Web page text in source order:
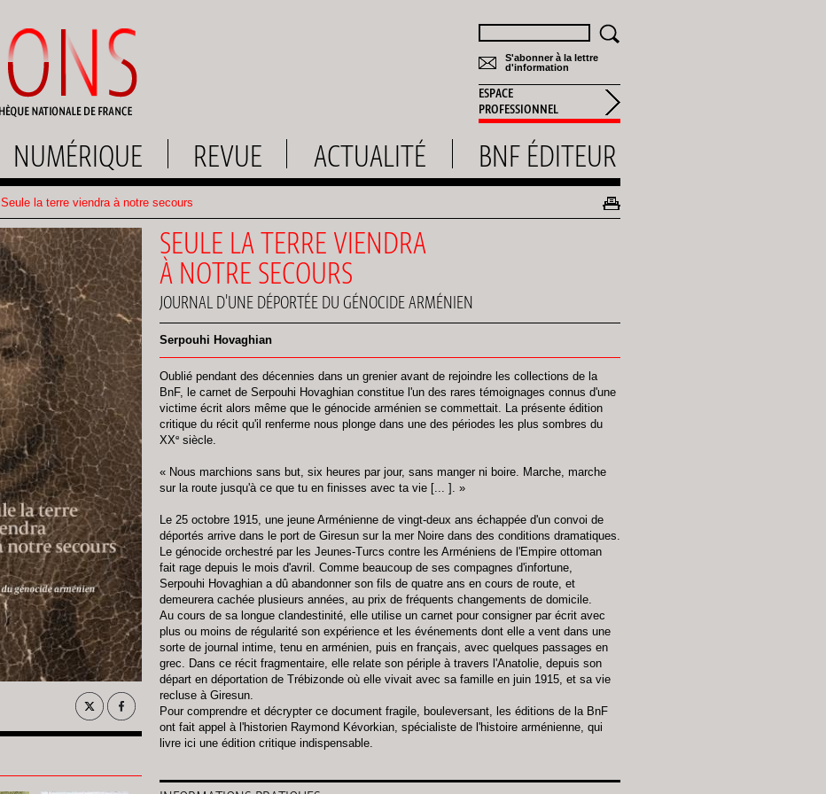
S'abonner à la lettre
d'information
ESPACE
PROFESSIONNEL
NUMÉRIQUE REVUE ACTUALITÉ BNF ÉDITEUR
Seule la terre viendra à notre secours
SEULE LA TERRE VIENDRA
À NOTRE SECOURS
JOURNAL D'UNE DÉPORTÉE DU GÉNOCIDE ARMÉNIEN
Serpouhi Hovaghian
Oublié pendant des décennies dans un grenier avant de rejoindre les collections de la
BnF, le carnet de Serpouhi Hovaghian constitue l'un des rares témoignages connus d'une
victime écrit alors même que le génocide arménien se commettait. La présente édition
critique du récit qu'il renferme nous plonge dans une des périodes les plus sombres du
XXe siècle.
« Nous marchions sans but, six heures par jour, sans manger ni boire. Marche, marche
sur la route jusqu'à ce que tu en finisses avec ta vie [... ]. »
Le 25 octobre 1915, une jeune Arménienne de vingt-deux ans échappée d'un convoi de
déportés arrive dans le port de Giresun sur la mer Noire dans des conditions dramatiques.
Le génocide orchestré par les Jeunes-Turcs contre les Arméniens de l'Empire ottoman
fait rage depuis le mois d'avril. Comme beaucoup de ses compagnes d'infortune,
Serpouhi Hovaghian a dû abandonner son fils de quatre ans en cours de route, et
demeurera cachée plusieurs années, au prix de fréquents changements de domicile.
Au cours de sa longue clandestinité, elle utilise un carnet pour consigner par écrit avec
plus ou moins de régularité son expérience et les événements dont elle a vent dans une
sorte de journal intime, tenu en arménien, puis en français, avec quelques passages en
grec. Dans ce récit fragmentaire, elle relate son périple à travers l'Anatolie, depuis son
départ en déportation de Trébizonde où elle vivait avec sa famille en juin 1915, et sa vie
recluse à Giresun.
Pour comprendre et décrypter ce document fragile, bouleversant, les éditions de la BnF
ont fait appel à l'historien Raymond Kévorkian, spécialiste de l'histoire arménienne, qui
livre ici une édition critique indispensable.